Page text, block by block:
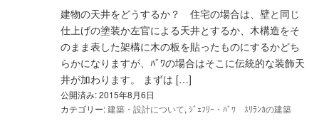
建物の天井をどうするか？ 住宅の場合は、壁と同じ
仕上げの塗装か左官による天井とするか、木構造をそ
のまま表した架構に木の板を貼ったものにするかどち
らかになりますが、ﾊﾞﾜの場合はそこに伝統的な装飾天
井が加わります。 まずは […]
公開済み: 2015年8月6日
カテゴリー:建築・設計について, ｼﾞｪﾌﾘｰ・ﾊﾞﾜ ｽﾘﾗﾝｶの建築